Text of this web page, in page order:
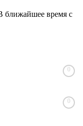
ближайшее время с
0
0